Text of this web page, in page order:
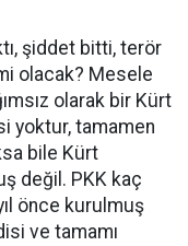
şiddet bitti, terör
olacak? Mesele
olarak bir Kürt
yoktur, tamamen
bile Kürt
değil. PKK kaç
önce kurulmuş
ve tamamı